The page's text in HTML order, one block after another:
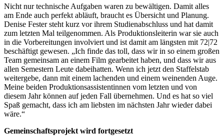
Nicht nur technische Aufgaben waren zu bewältigen. Damit alles
am Ende auch perfekt abläuft, braucht es Übersicht und Planung.
Denise Fester steht kurz vor ihrem Studienabschluss und hat damit
zum letzten Mal teilgenommen. Als Produktionsleiterin war sie auch
in die Vorbereitungen involviert und ist damit am längsten mit 72|72
beschäftigt gewesen. „Ich finde das toll, dass wir in so einem großen
Team gemeinsam an einem Film gearbeitet haben, und dass wir aus
allen Semestern Leute dabeihatten. Wenn ich jetzt den Staffelstab
weitergebe, dann mit einem lachenden und einem weinenden Auge.
Meine beiden Produktionsassistentinnen vom letzten und von
diesem Jahr können auf jeden Fall übernehmen. Und es hat so viel
Spaß gemacht, dass ich am liebsten im nächsten Jahr wieder dabei
wäre.“
Gemeinschaftsprojekt wird fortgesetzt